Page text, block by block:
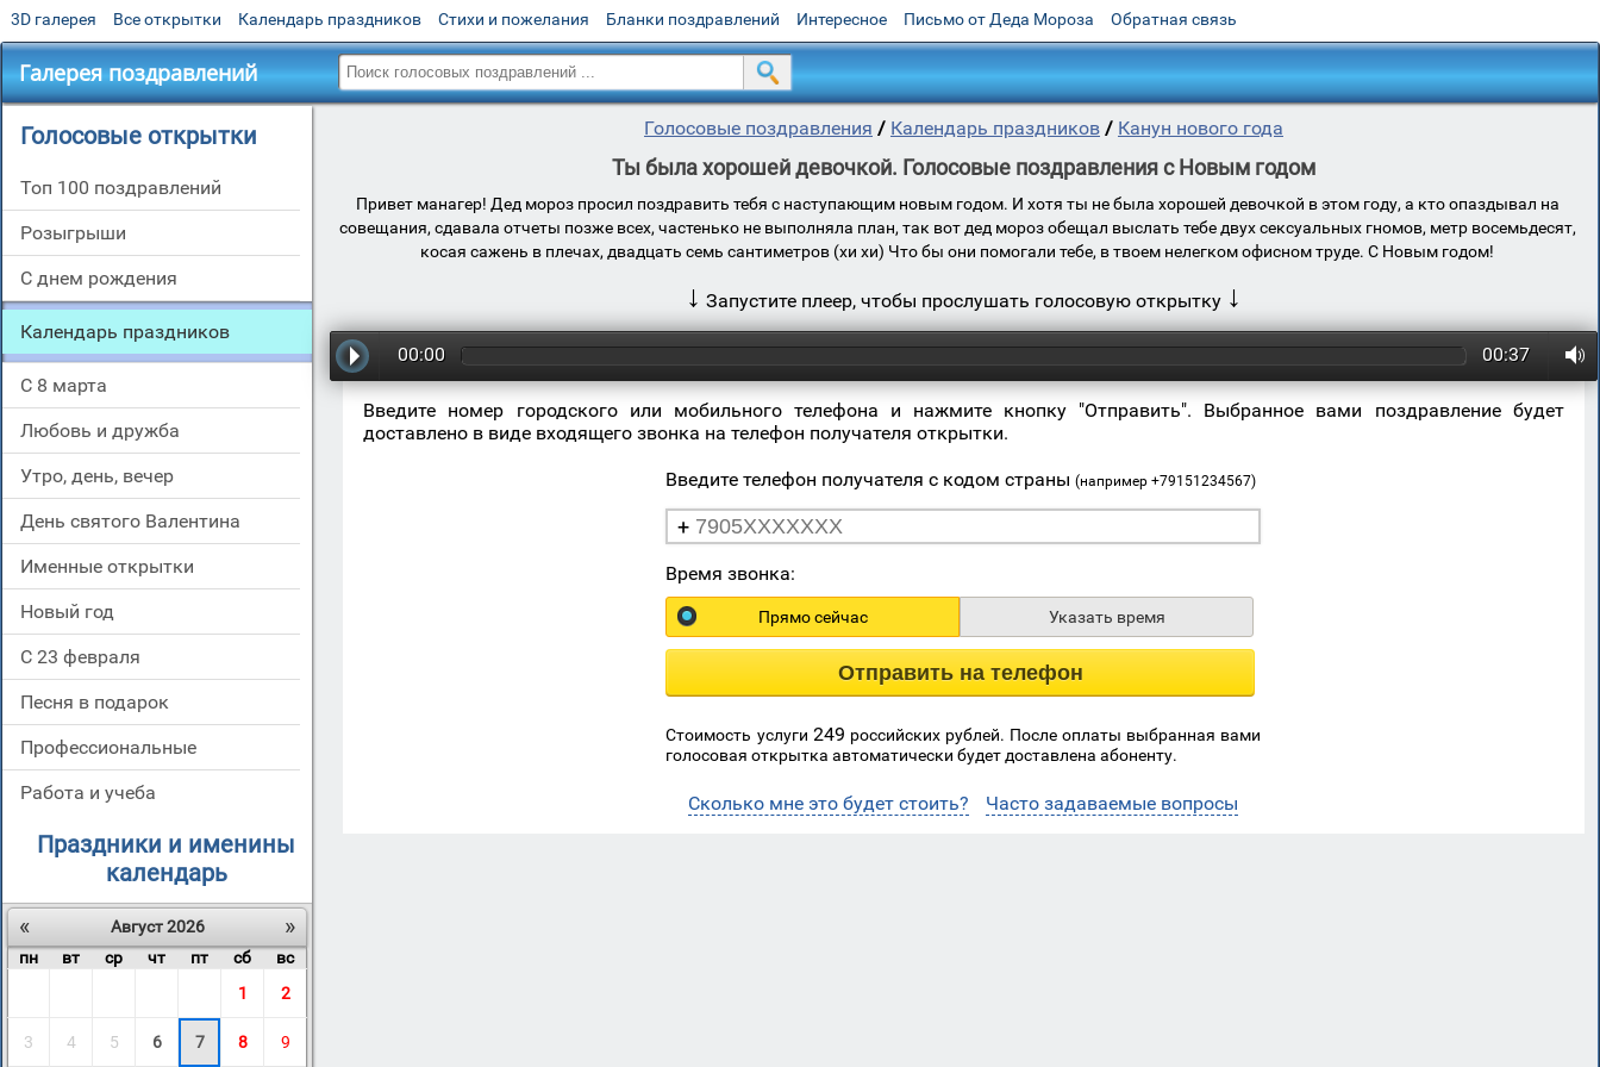
3D галерея Все открытки Календарь праздников Стихи и пожелания Бланки поздравлений Интересное Письмо от Деда Мороза Обратная связь
Галерея поздравлений
Голосовые открытки
Топ 100 поздравлений
Розыгрыши
С днем рождения
Календарь праздников
С 8 марта
Любовь и дружба
Утро, день, вечер
День святого Валентина
Именные открытки
Новый год
С 23 февраля
Песня в подарок
Профессиональные
Работа и учеба
Праздники и именины
календарь
«
»
Август 2026
пн
вт ср чт пт сб
вс
1
2
3 4 5 6 7 8 9
Голосовые поздравления / Календарь праздников / Канун нового года
Ты была хорошей девочкой. Голосовые поздравления с Новым годом
Привет манагер! Дед мороз просил поздравить тебя с наступающим новым годом. И хотя ты не была хорошей девочкой в этом году, а кто опаздывал на
совещания, сдавала отчеты позже всех, частенько не выполняла план, так вот дед мороз обещал выслать тебе двух сексуальных гномов, метр восемьдесят,
косая сажень в плечах, двадцать семь сантиметров (хи хи) Что бы они помогали тебе, в твоем нелегком офисном труде. С Новым годом!
↓ Запустите плеер, чтобы прослушать голосовую открытку ↓
00:00 00:37
Введите номер городского или мобильного телефона и нажмите кнопку "Отправить". Выбранное вами поздравление будет
доставлено в виде входящего звонка на телефон получателя открытки.
Введите телефон получателя с кодом страны(например +79151234567)
+
Время звонка:
Прямо сейчас Указать время
Отправить на телефон
Стоимость услуги 249 российских рублей. После оплаты выбранная вами
голосовая открытка автоматически будет доставлена абоненту.
Сколько мне это будет стоить? Часто задаваемые вопросы